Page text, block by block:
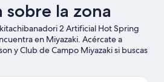
la zona
2 Artificial Hot Spring
en Miyazaki. Acércate a
y Club de Campo Miyazaki si buscas
para apreciar la belleza natural